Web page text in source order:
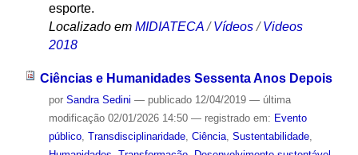
esporte.
Localizado em MIDIATECA /Vídeos /Videos
2018
Ciências e Humanidades Sessenta Anos Depois
por Sandra Sedini — publicado12/04/2019 — última
modificação02/01/2026 14:50 — registrado em: Evento
público, Transdisciplinaridade, Ciência, Sustentabilidade,